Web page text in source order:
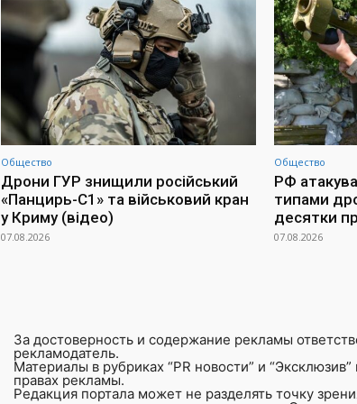
Общество
Дрони ГУР знищили російський
«Панцирь-С1» та військовий кран
у Криму (відео)
07.08.2026
Общество
РФ
типами
десятки
07.08.2026
За достоверность и содержание рекламы
рекламодатель.
Материалы в рубриках “PR новости” и
правах рекламы.
Редакция портала может не разделять точку